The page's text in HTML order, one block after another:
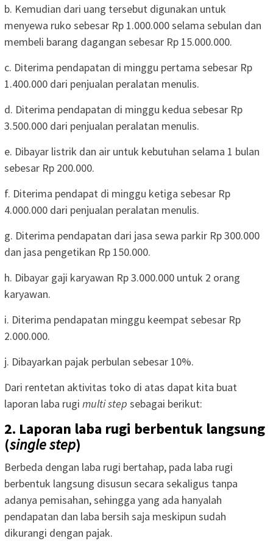
b. Kemudian dari uang tersebut digunakan untuk
menyewa ruko sebesar Rp 1.000.000 selama sebulan dan
membeli barang dagangan sebesar Rp 15.000.000.
c. Diterima pendapatan di minggu pertama sebesar Rp
1.400.000 dari penjualan peralatan menulis.
d. Diterima pendapatan di minggu kedua sebesar Rp
3.500.000 dari penjualan peralatan menulis.
e. Dibayar listrik dan air untuk kebutuhan selama 1 bulan
sebesar Rp 200.000.
f. Diterima pendapat di minggu ketiga sebesar Rp
4.000.000 dari penjualan peralatan menulis.
g. Diterima pendapatan dari jasa sewa parkir Rp 300.000
dan jasa pengetikan Rp 150.000.
h. Dibayar gaji karyawan Rp 3.000.000 untuk 2 orang
karyawan.
i. Diterima pendapatan minggu keempat sebesar Rp
2.000.000.
j. Dibayarkan pajak perbulan sebesar 10%.
Dari rentetan aktivitas toko di atas dapat kita buat
laporan laba rugi multi step sebagai berikut:
2. Laporan laba rugi berbentuk langsung
(single step)
Berbeda dengan laba rugi bertahap, pada laba rugi
berbentuk langsung disusun secara sekaligus tanpa
adanya pemisahan, sehingga yang ada hanyalah
pendapatan dan laba bersih saja meskipun sudah
dikurangi dengan pajak.